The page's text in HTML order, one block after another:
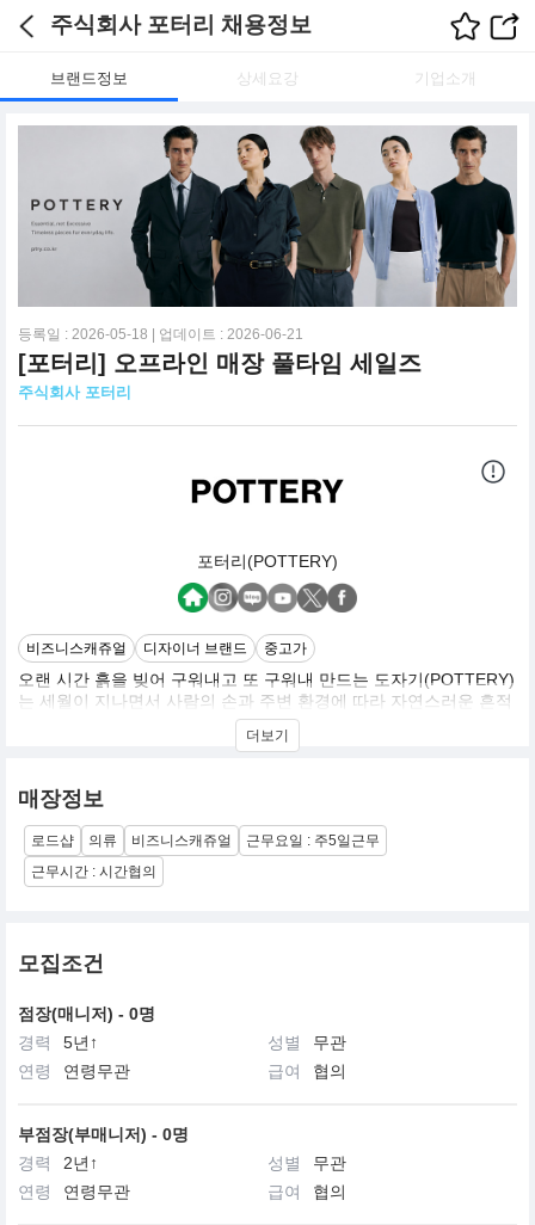
주식회사 포터리 채용정보
브랜드정보 상세요강 기업소개
등록일 : 2026-05-18 | 업데이트 : 2026-06-21
[포터리] 오프라인 매장 풀타임 세일즈
주식회사 포터리
포터리(POTTERY)
비즈니스캐쥬얼 디자이너 브랜드 중고가
오랜 시간 흙을 빚어 구워내고 또 구워내 만드는 도자기(POTTERY)
는 세월이 지나면서 사람의 손과 주변 환경에 따라 자연스러운 흔적
들이 남게 됩니다. 이런 흔적들이 때론 하나의 멋이 될 수 있는데, 오
랫동안 입은 옷에 생기는 해짐이나 워싱 등과 닮아있습니다. 포터리
옷에 대한 신념, 그리고 사람에 따라 다른 멋을 낼 수 있는 브랜드 가
치를 은유적으로 전달하고자 합니다.
더보기
매장정보
로드샵 의류 비즈니스캐쥬얼
근무요일 : 주5일근무
근무시간 : 시간협의
모집조건
점장(매니저) - 0명
경력
5년↑ 성별
무관
연령
연령무관 급여 협의
부점장(부매니저) - 0명
경력
2년↑ 성별
무관
연령
연령무관 급여 협의